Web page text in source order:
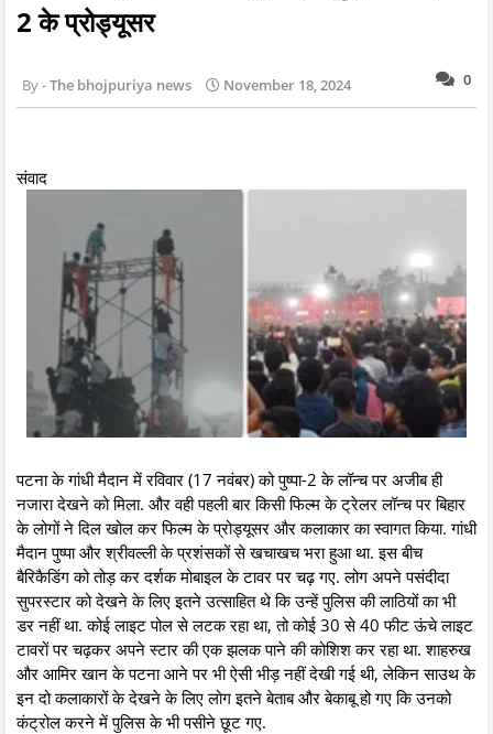
2 के प्रोड्यूसर
0
The bhojpuriya news November 18, 2024
संवाद
पटना के गांधी मैदान में रविवार (17 नवंबर) को पुष्पा-2 के लॉन्च पर अजीब ही
नजारा देखने को मिला. और वही पहली बार किसी फिल्म के ट्रेलर लॉन्च पर बिहार
के लोगों ने दिल खोल कर फिल्म के प्रोड्यूसर और कलाकार का स्वागत किया. गांधी
मैदान पुष्पा और श्रीवल्ली के प्रशंसकों से खचाखच भरा हुआ था. इस बीच
बैरिकैडिंग को तोड़ कर दर्शक मोबाइल के टावर पर चढ़ गए. लोग अपने पसंदीदा
सुपरस्टार को देखने के लिए इतने उत्साहित थे कि उन्हें पुलिस की लाठियों का भी
डर नहीं था. कोई लाइट पोल से लटक रहा था, तो कोई 30 से 40 फीट ऊंचे लाइट
टावरों पर चढ़कर अपने स्टार की एक झलक पाने की कोशिश कर रहा था. शाहरुख
और आमिर खान के पटना आने पर भी ऐसी भीड़ नहीं देखी गई थी, लेकिन साउथ के
इन दो कलाकारों के देखने के लिए लोग इतने बेताब और बेकाबू हो गए कि उनको
कंट्रोल करने में पुलिस के भी पसीने छूट गए.